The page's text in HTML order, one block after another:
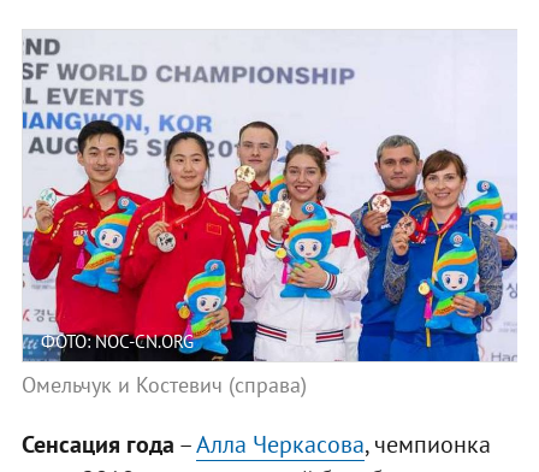
ФОТО: NOC-CN.ORG
Омельчук и Костевич (справа)
Сенсация года –Алла Черкасова, чемпионка